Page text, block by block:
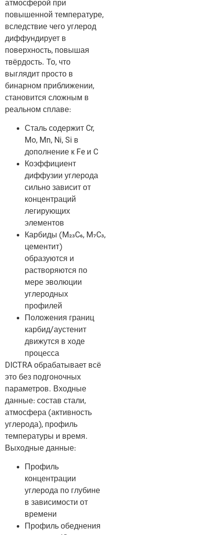
атмосферой при
повышенной температуре,
вследствие чего углерод
диффундирует в
поверхность, повышая
твёрдость. То, что
выглядит просто в
бинарном приближении,
становится сложным в
реальном сплаве:
Сталь содержит Cr,
Mo, Mn, Ni, Si в
дополнение к Fe и C
Коэффициент
диффузии углерода
сильно зависит от
концентраций
легирующих
элементов
Карбиды (M₂₃C₆, M₇C₃,
цементит)
образуются и
растворяются по
мере эволюции
углеродных
профилей
Положения границ
карбид/аустенит
движутся в ходе
процесса
DICTRA обрабатывает всё
это без подгоночных
параметров. Входные
данные: состав стали,
атмосфера (активность
углерода), профиль
температуры и время.
Выходные данные:
Профиль
концентрации
углерода по глубине
в зависимости от
времени
Профиль обеднения